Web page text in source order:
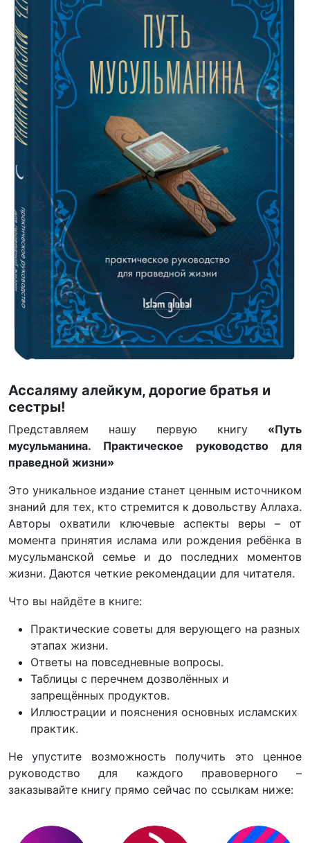
Ассаляму алейкум, дорогие братья и
сестры!
Представляем нашу первую книгу «Путь
мусульманина. Практическое руководство для
праведной жизни»
Это уникальное издание станет ценным источником
знаний для тех, кто стремится к довольству Аллаха.
Авторы охватили ключевые аспекты веры – от
момента принятия ислама или рождения ребёнка в
мусульманской семье и до последних моментов
жизни. Даются четкие рекомендации для читателя.
Что вы найдёте в книге:
Практические советы для верующего на разных
этапах жизни.
Ответы на повседневные вопросы.
Таблицы с перечнем дозволённых и
запрещённых продуктов.
Иллюстрации и пояснения основных исламских
практик.
Не упустите возможность получить это ценное
руководство для каждого правоверного –
заказывайте книгу прямо сейчас по ссылкам ниже: